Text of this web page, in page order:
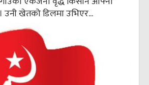
खेतको डिलमा उभिएर...